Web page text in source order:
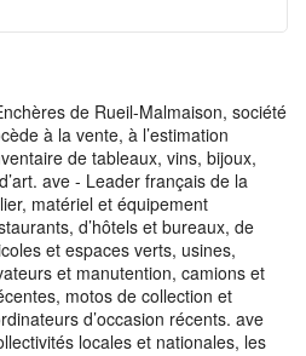
de Rueil-Malmaison, société
à la vente, à l’estimation
de tableaux, vins, bijoux,
ave - Leader français de la
matériel et équipement
d’hôtels et bureaux, de
et espaces verts, usines,
et manutention, camions et
motos de collection et
d’occasion récents. ave
locales et nationales, les